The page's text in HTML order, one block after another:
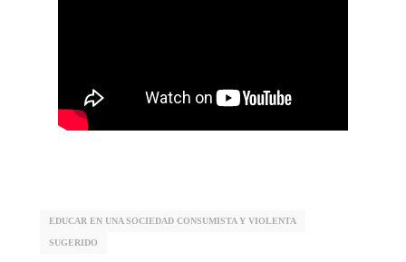
EDUCAR EN UNA SOCIEDAD CONSUMISTA Y VIOLENTA
SUGERIDO